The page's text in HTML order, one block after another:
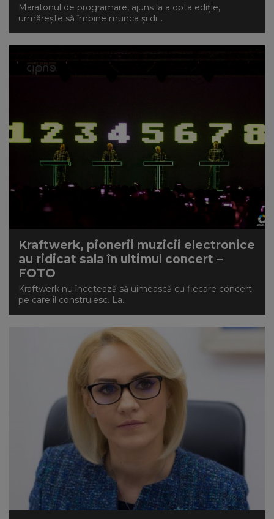
Maratonul de programare, ajuns la a opta ediție,
urmărește să îmbine munca și di...
Kraftwerk, pionerii muzicii electronice
au ridicat sala în ultimul concert –
FOTO
Kraftwerk nu încetează să uimească cu fiecare concert
pe care îl construiesc. La...